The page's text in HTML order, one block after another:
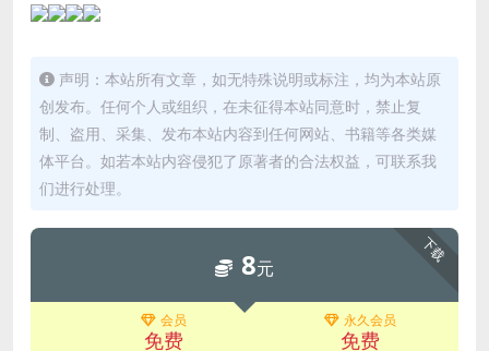
声明：本站所有文章，如无特殊说明或标注，均为本站原
创发布。任何个人或组织，在未征得本站同意时，禁止复
制、盗用、采集、发布本站内容到任何网站、书籍等各类媒
体平台。如若本站内容侵犯了原著者的合法权益，可联系我
们进行处理。
下载
8元
会员
免费
永久会员
免费